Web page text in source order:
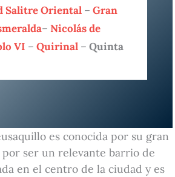
Salitre Oriental– Gran
– Nicolás de
VI – Quirinal– Quinta
es conocida por su gran
ser un relevante barrio de
en el centro de la ciudad y es